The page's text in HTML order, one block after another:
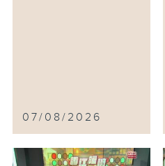
07/08/2026